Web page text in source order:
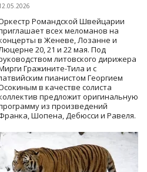
Романдской Швейцарии
всех меломанов на
в Женеве, Лозанне и
20, 21 и 22 мая. Под
литовского дирижера
Гражините-Тила и с
пианистом Георгием
в качестве солиста
предложит оригинальную
из произведений
Шопена, Дебюсси и Равеля.